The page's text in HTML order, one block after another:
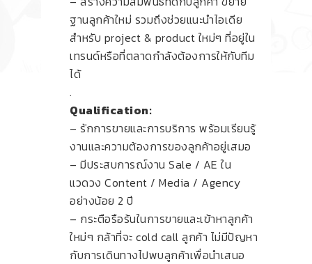
ฐานลูกค้าใหม่ รวมถึงช่วยแนะนำไอเดีย
สำหรับ project & product ใหม่ๆ ที่อยู่ใน
เทรนด์หรือที่ตลาดกำลังต้องการให้กับทีม
ได้
.
Qualification:
– รักการขายและการบริการ พร้อมเรียนรู้
งานและความต้องการของลูกค้าอยู่เสมอ
– มีประสบการณ์งาน Sale / AE ใน
แวดวง Content / Media / Agency
อย่างน้อย 2 ปี
– กระตือรือร้นในการขายและเข้าหาลูกค้า
ใหม่ๆ กล้าที่จะ cold call ลูกค้า ไม่มีปัญหา
กับการเดินทางไปพบลูกค้าเพื่อนำเสนอ